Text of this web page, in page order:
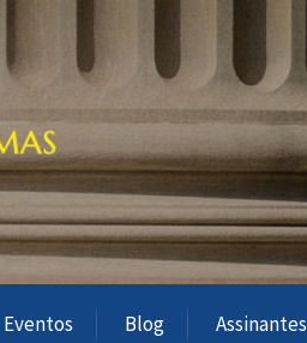
Eventos Blog Assinantes